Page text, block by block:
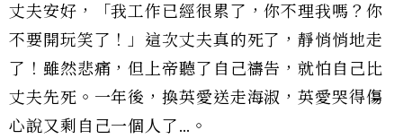
丈夫安好，「我工作已經很累了，你不理我嗎？你
不要開玩笑了！」這次丈夫真的死了，靜悄悄地走
了！雖然悲痛，但上帝聽了自己禱告，就怕自己比
丈夫先死。一年後，換英愛送走海淑，英愛哭得傷
心說又剩自己一個人了…。